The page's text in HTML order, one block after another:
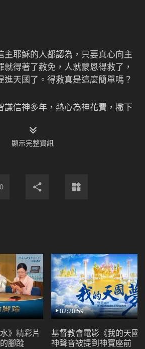
主耶穌的人都認為，只要真心向主
得著了赦免，人就蒙恩得救了，
進天國了。得救真是這麼簡單嗎？
謙信神多年，熱心為神花費，撇下
，也有了一些實際經歷，講道作工
一些實際問題。後來妻子同樣被抓
多久，一場突如其來的試煉臨到了
迫害折磨致死，徐智謙悲痛欲絕，
神、誤解神、背叛神的人是真正
顯示完整資訊
0
》精彩片
腳蹤
02:20:59
基督教會電影《我的天國
神聲音被提到神寶座前